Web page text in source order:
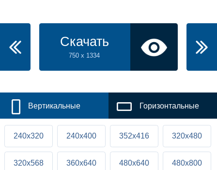
Скачать
750 x 1334
Вертикальные Горизонтальные
240x320 240x400 352x416 320x480
320x568 360x640 480x640 480x800